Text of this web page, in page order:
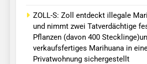
ZOLL-S: Zoll entdeckt illegale
und nimmt zwei Tatverdächtige
Pflanzen (davon 400
verkaufsfertiges Marihuana in
Privatwohnung sichergestellt